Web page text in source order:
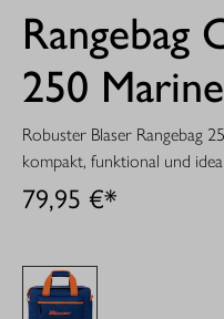
Rangebag
250 Marine
Robuster Blaser Rangebag
kompakt, funktional und
79,95 €*